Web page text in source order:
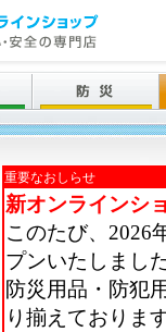
重要なおしらせ
新オンラインシ
このたび、2026
プンいたしまし
防災用品・防犯
り揃えておりま